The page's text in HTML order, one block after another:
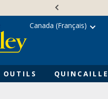
OUTILS
Canada (Français)